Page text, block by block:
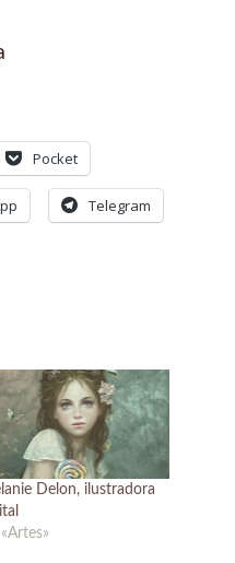
Pocket
Telegram
Delon, ilustradora